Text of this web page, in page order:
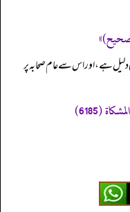
دلیل ہے، اور اس سے عام صحابہ پر
(6185)